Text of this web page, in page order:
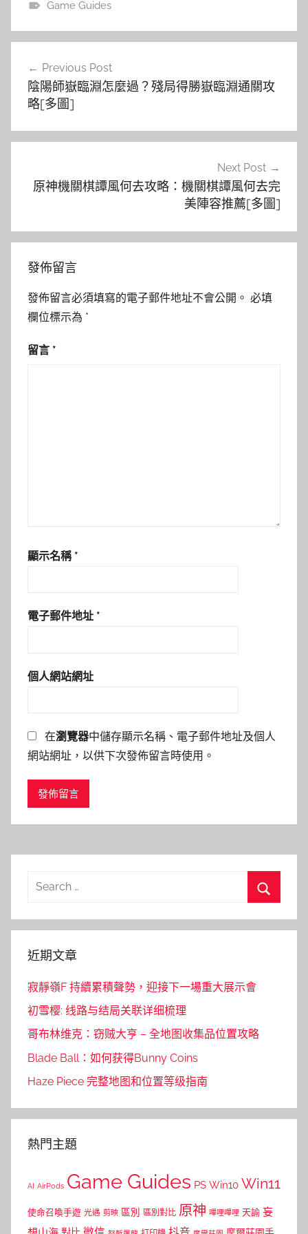
Game Guides
覽
Previous Post
陰陽師嶽臨淵怎麼過？殘局得勝嶽臨淵通關攻
略[多圖]
Next Post
原神機關棋譚風何去攻略：機關棋譚風何去完
美陣容推薦[多圖]
發佈留言
發佈留言必須填寫的電子郵件地址不會公開。 必填
欄位標示為 *
留言 *
顯示名稱 *
電子郵件地址 *
個人網站網址
在瀏覽器中儲存顯示名稱、電子郵件地址及個人
網站網址，以供下次發佈留言時使用。
Search
近期文章
寂靜嶺F 持續累積聲勢，迎接下一場重大展示會
初雪樱: 线路与结局关联详细梳理
哥布林维克：窃贼大亨 – 全地图收集品位置攻略
Blade Ball：如何获得Bunny Coins
Haze Piece 完整地图和位置等级指南
熱門主題
AI AirPods Game Guides PS Win10 Win11
使命召喚手遊 光遇 剪映 區別 區別對比 原神 嗶哩嗶哩 天諭 妄